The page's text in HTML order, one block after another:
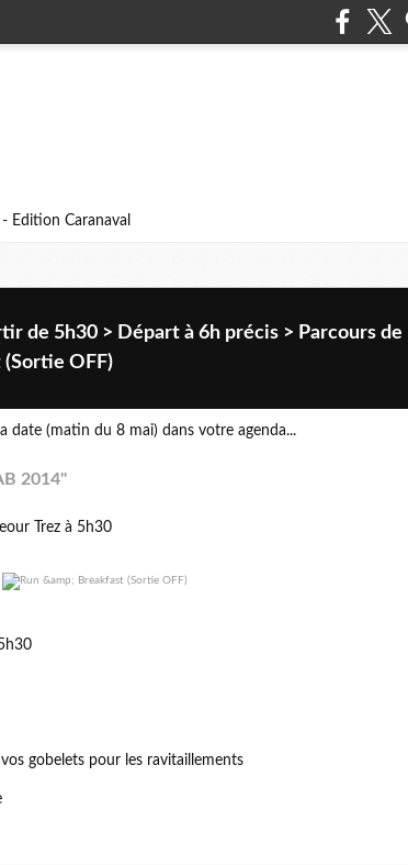
Edition Caranaval
de 5h30 > Départ à 6h précis > Parcours de
(Sortie OFF)
date (matin du 8 mai) dans votre agenda...
2014"
Trez à 5h30
gobelets pour les ravitaillements